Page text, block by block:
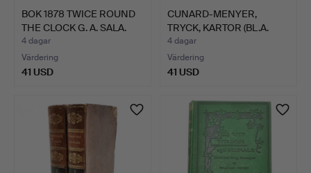
BOK 1878 TWICE ROUND
THE CLOCK G. A. SALA.
4 dagar
Värdering
41 USD
CUNARD-MENYER,
TRYCK, KARTOR (BL.A.
1600-T…
4 dagar
Värdering
41 USD